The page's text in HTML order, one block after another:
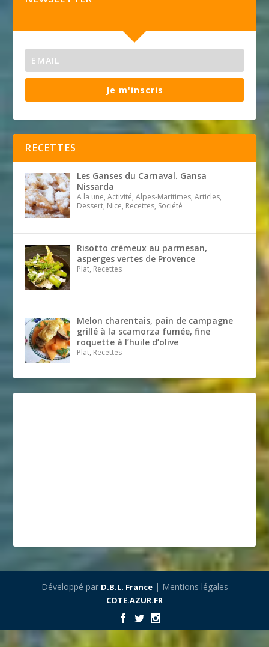
Je m'inscris
RECETTES
Les Ganses du Carnaval. Gansa
Nissarda
A la une, Activité, Alpes-Maritimes, Articles,
Dessert, Nice, Recettes, Société
Risotto crémeux au parmesan,
asperges vertes de Provence
Plat, Recettes
Melon charentais, pain de campagne
grillé à la scamorza fumée, fine
roquette à l’huile d’olive
Plat, Recettes
Développé par D.B.L. France| Mentions légales
COTE.AZUR.FR